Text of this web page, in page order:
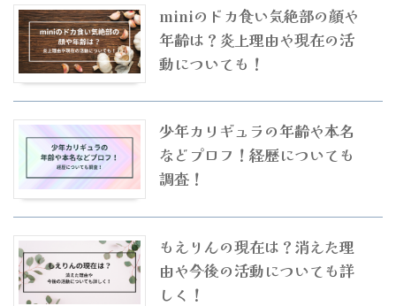
miniのドカ食い気絶部の顔や
年齢は？炎上理由や現在の活
動についても！
少年カリギュラの年齢や本名
などプロフ！経歴についても
調査！
もえりんの現在は？消えた理
由や今後の活動についても詳
しく！